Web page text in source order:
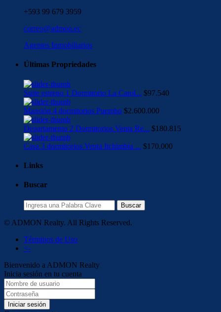
+593 99 679 3959
correo@admon.ec
Agentes Inmobiliarios
Últimas Propriedades
Suite estreno 1 Dormitorio La Carol... $97.540
Mansión 4 dormitorios Puembo $2.600.000
Departamento 2 Dormitorios Venta Re... $180.815
Casa 3 dormitorios Venta Itchimbia ... $170.000
Links
Buscar
Buscar: Buscar
© ADMON Realty. All Rights Reserved.
Términos de Uso
<-
Bienvenido a ADMON Realty
Inicia sesión en tu cuenta
Iniciar sesión